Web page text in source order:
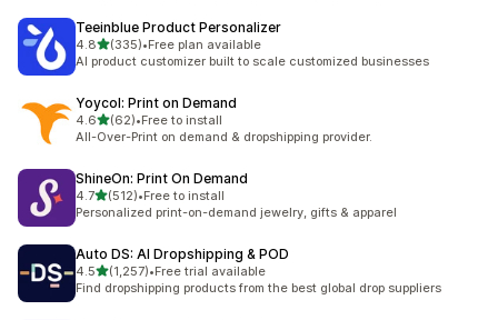
Teeinblue Product Personalizer
4.85つ星中
(335)
合計レビュー数：335件
•Free plan available
AI product customizer built to scale customized businesses
Yoycol: Print on Demand
4.65つ星中
(62)
合計レビュー数：62件
•Free to install
All-Over-Print on demand & dropshipping provider.
ShineOn: Print On Demand
4.75つ星中
(512)
合計レビュー数：512件
•Free to install
Personalized print-on-demand jewelry, gifts & apparel
Auto DS: AI Dropshipping & POD
4.55つ星中
(1,257)
合計レビュー数：1257件
•Free trial available
Find dropshipping products from the best global drop suppliers